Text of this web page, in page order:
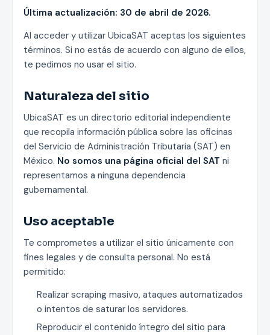
Última actualización: 30 de abril de 2026.
Al acceder y utilizar UbicaSAT aceptas los siguientes
términos. Si no estás de acuerdo con alguno de ellos,
te pedimos no usar el sitio.
Naturaleza del sitio
UbicaSAT es un directorio editorial independiente
que recopila información pública sobre las oficinas
del Servicio de Administración Tributaria (SAT) en
México. No somos una página oficial del SAT ni
representamos a ninguna dependencia
gubernamental.
Uso aceptable
Te comprometes a utilizar el sitio únicamente con
fines legales y de consulta personal. No está
permitido:
Realizar scraping masivo, ataques automatizados
o intentos de saturar los servidores.
Reproducir el contenido íntegro del sitio para